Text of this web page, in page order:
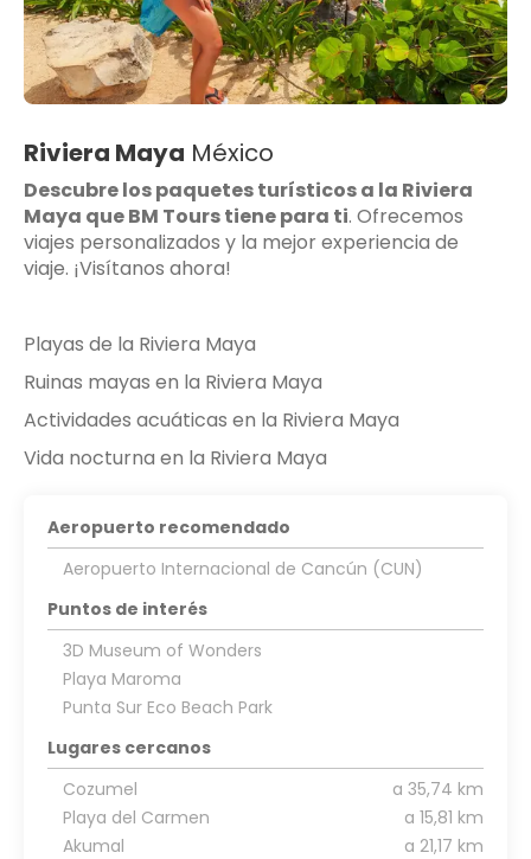
Riviera Maya México
Descubre los paquetes turísticos a la Riviera
Maya que BM Tours tiene para ti. Ofrecemos
viajes personalizados y la mejor experiencia de
viaje. ¡Visítanos ahora!
Playas de la Riviera Maya
Ruinas mayas en la Riviera Maya
Actividades acuáticas en la Riviera Maya
Vida nocturna en la Riviera Maya
Aeropuerto recomendado
Aeropuerto Internacional de Cancún (CUN)
Puntos de interés
3D Museum of Wonders
Playa Maroma
Punta Sur Eco Beach Park
Lugares cercanos
Cozumel
a 35,74 km
Playa del Carmen
a 15,81 km
Akumal
a 21,17 km